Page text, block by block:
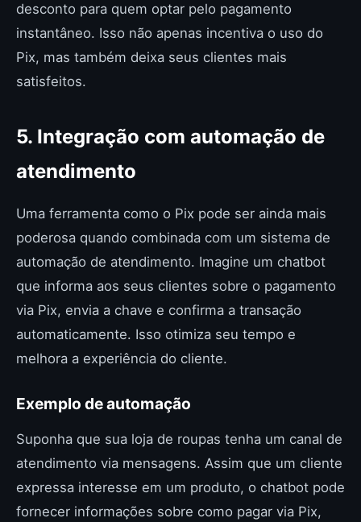
desconto para quem optar pelo pagamento
instantâneo. Isso não apenas incentiva o uso do
Pix, mas também deixa seus clientes mais
satisfeitos.
5. Integração com automação de
atendimento
Uma ferramenta como o Pix pode ser ainda mais
poderosa quando combinada com um sistema de
automação de atendimento. Imagine um chatbot
que informa aos seus clientes sobre o pagamento
via Pix, envia a chave e confirma a transação
automaticamente. Isso otimiza seu tempo e
melhora a experiência do cliente.
Exemplo de automação
Suponha que sua loja de roupas tenha um canal de
atendimento via mensagens. Assim que um cliente
expressa interesse em um produto, o chatbot pode
fornecer informações sobre como pagar via Pix,